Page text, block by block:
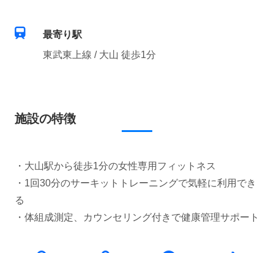
最寄り駅
東武東上線 / 大山 徒歩1分
施設の特徴
・大山駅から徒歩1分の女性専用フィットネス
・1回30分のサーキットトレーニングで気軽に利用でき
る